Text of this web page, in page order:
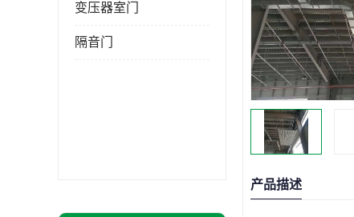
变压器室门
隔音门
产品描述